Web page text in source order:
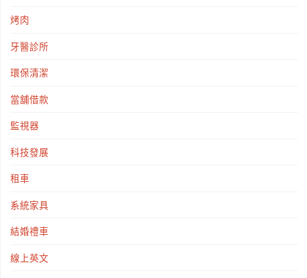
烤肉
牙醫診所
環保清潔
當舖借款
監視器
科技發展
租車
系統家具
結婚禮車
線上英文